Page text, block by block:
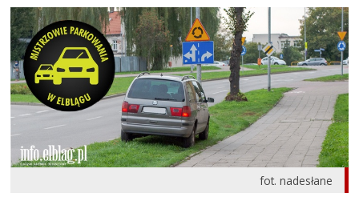
fot. nadesłane